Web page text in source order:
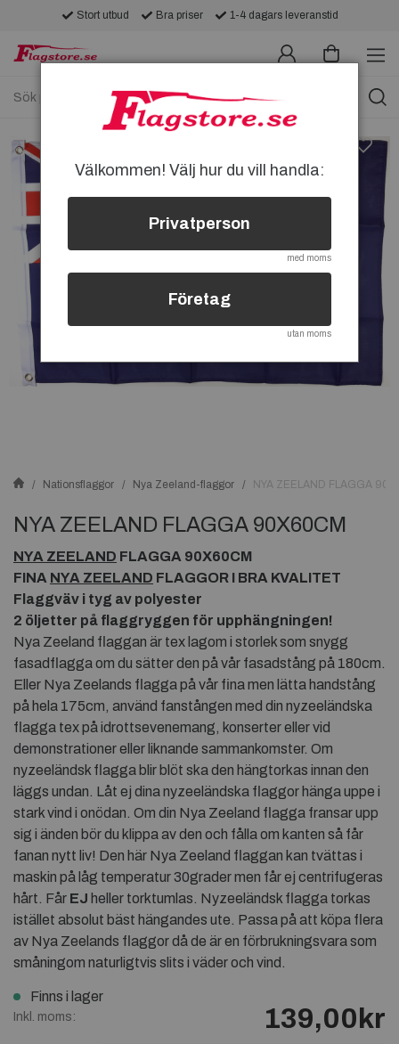
Stort utbud Bra priser 1-4 dagars leveranstid
Nationsflaggor Nya Zeeland-flaggor NYA ZEELAND FLAGGA
NYA ZEELAND FLAGGA 90X60CM
NYA ZEELAND FLAGGA 90X60CM
FINA NYA ZEELAND FLAGGOR I BRA KVALITET
Flaggväv i tyg av polyester
2 öljetter på flaggryggen för upphängningen!
Nya Zeeland flaggan är tex lagom i storlek som snygg
fasadflagga om du sätter den på vår fasadstång på 180cm.
Eller Nya Zeelands flagga på vår fina men lätta handstång
på hela 175cm, använd fanstången med din nyzeeländska
flagga tex på idrottsevenemang, konserter eller vid
demonstrationer eller liknande sammankomster. Om
nyzeeländsk flagga blir blöt ska den hängtorkas innan den
läggs undan. Låt ej dina nyzeeländska flaggor hänga uppe i
stark vind i onödan. Om din Nya Zeeland flagga fransar upp
sig i änden bör du klippa av den och fålla om kanten så får
fanan nytt liv! Den här Nya Zeeland flaggan kan tvättas i
maskin på låg temperatur 30grader men får ej centrifugeras
hårt. Får EJ heller torktumlas. Nyzeeländsk flagga torkas
istället absolut bäst hängandes ute. Passa på att köpa flera
av Nya Zeelands flaggor då de är en förbrukningsvara som
småningom naturligtvis slits i väder och vind.
Finns i lager
Inkl. moms: 139,00kr
Välkommen! Välj hur du vill handla:
Privatperson
med moms
Företag
utan moms